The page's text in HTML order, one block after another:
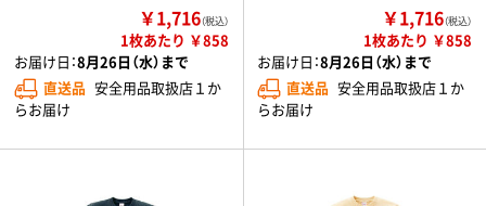
￥1,716（税込）
1枚あたり ￥858
お届け日：8月26日（水）まで
直送品 安全用品取扱店１か
らお届け
￥1,716（税込）
1枚あたり ￥858
お届け日：8月26日（水）まで
直送品 安全用品取扱店１か
らお届け